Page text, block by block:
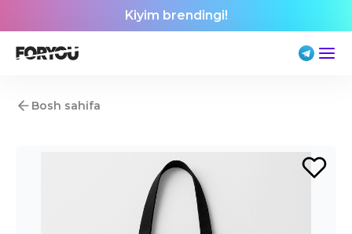
Kiyim brendingi!
Bosh sahifa